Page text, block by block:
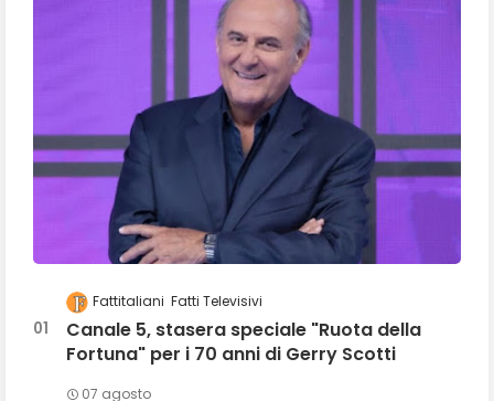
Fattitaliani Fatti Televisivi
Canale 5, stasera speciale "Ruota della
Fortuna" per i 70 anni di Gerry Scotti
07 agosto